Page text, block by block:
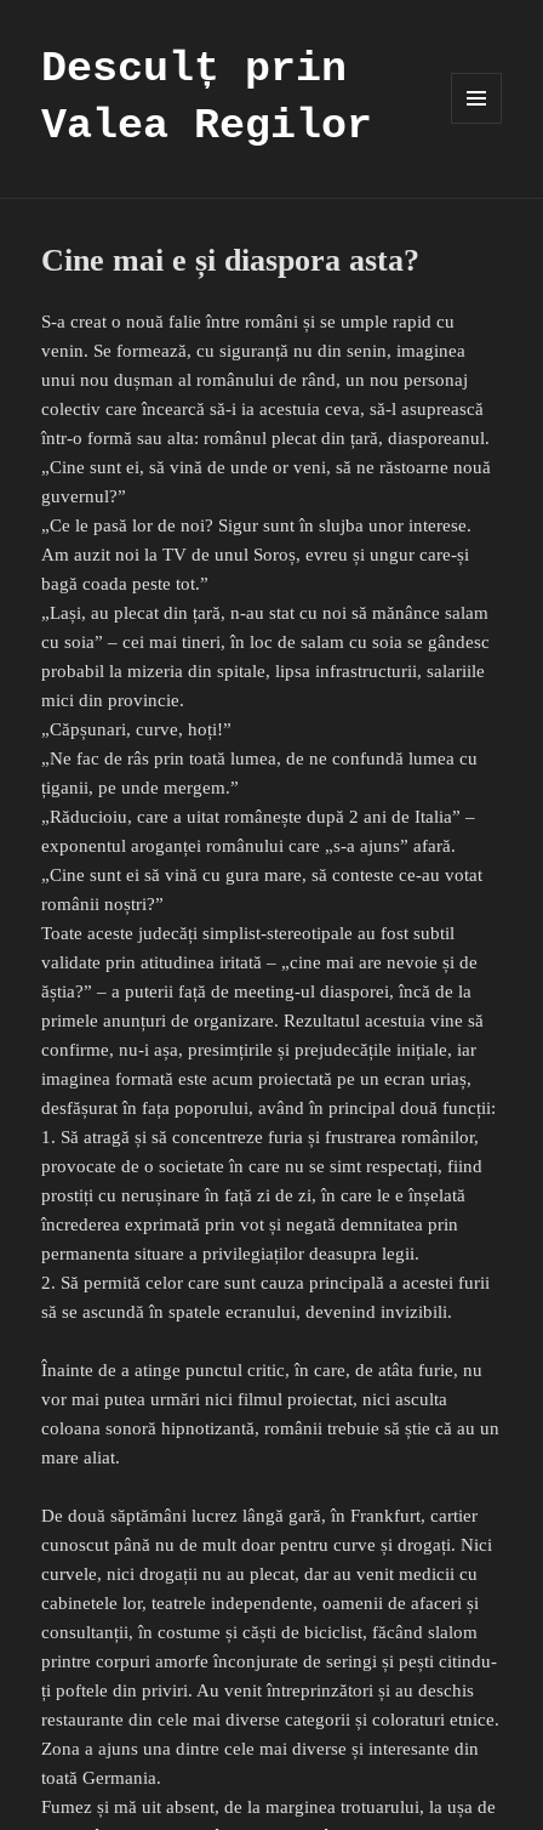
Desculț prin
Valea Regilor
Cine mai e și diaspora asta?
S-a creat o nouă falie între români și se umple rapid cu
venin. Se formează, cu siguranță nu din senin, imaginea
unui nou dușman al românului de rând, un nou personaj
colectiv care încearcă să-i ia acestuia ceva, să-l asuprească
într-o formă sau alta: românul plecat din țară, diasporeanul.
„Cine sunt ei, să vină de unde or veni, să ne răstoarne nouă
guvernul?”
„Ce le pasă lor de noi? Sigur sunt în slujba unor interese.
Am auzit noi la TV de unul Soroș, evreu și ungur care-și
bagă coada peste tot.”
„Lași, au plecat din țară, n-au stat cu noi să mănânce salam
cu soia” – cei mai tineri, în loc de salam cu soia se gândesc
probabil la mizeria din spitale, lipsa infrastructurii, salariile
mici din provincie.
„Căpșunari, curve, hoți!”
„Ne fac de râs prin toată lumea, de ne confundă lumea cu
țiganii, pe unde mergem.”
„Răducioiu, care a uitat românește după 2 ani de Italia” –
exponentul aroganței românului care „s-a ajuns” afară.
„Cine sunt ei să vină cu gura mare, să conteste ce-au votat
românii noștri?”
Toate aceste judecăți simplist-stereotipale au fost subtil
validate prin atitudinea iritată – „cine mai are nevoie și de
ăștia?” – a puterii față de meeting-ul diasporei, încă de la
primele anunțuri de organizare. Rezultatul acestuia vine să
confirme, nu-i așa, presimțirile și prejudecățile inițiale, iar
imaginea formată este acum proiectată pe un ecran uriaș,
desfășurat în fața poporului, având în principal două funcții:
1. Să atragă și să concentreze furia și frustrarea românilor,
provocate de o societate în care nu se simt respectați, fiind
prostiți cu nerușinare în față zi de zi, în care le e înșelată
încrederea exprimată prin vot și negată demnitatea prin
permanenta situare a privilegiaților deasupra legii.
2. Să permită celor care sunt cauza principală a acestei furii
să se ascundă în spatele ecranului, devenind invizibili.
Înainte de a atinge punctul critic, în care, de atâta furie, nu
vor mai putea urmări nici filmul proiectat, nici asculta
coloana sonoră hipnotizantă, românii trebuie să știe că au un
mare aliat.
De două săptămâni lucrez lângă gară, în Frankfurt, cartier
cunoscut până nu de mult doar pentru curve și drogați. Nici
curvele, nici drogații nu au plecat, dar au venit medicii cu
cabinetele lor, teatrele independente, oamenii de afaceri și
consultanții, în costume și căști de biciclist, făcând slalom
printre corpuri amorfe înconjurate de seringi și pești citindu-
ți poftele din priviri. Au venit întreprinzători și au deschis
restaurante din cele mai diverse categorii și coloraturi etnice.
Zona a ajuns una dintre cele mai diverse și interesante din
toată Germania.
Fumez și mă uit absent, de la marginea trotuarului, la ușa de